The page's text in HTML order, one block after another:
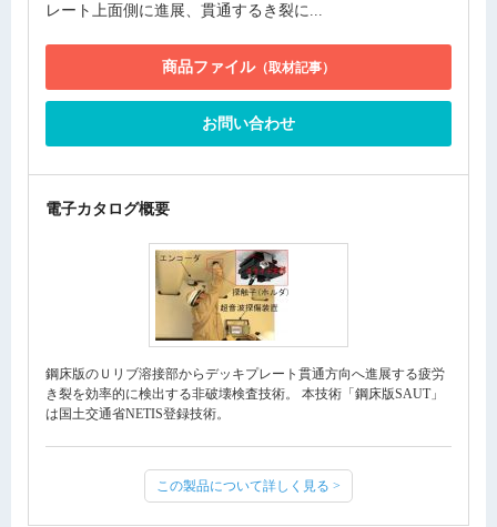
レート上面側に進展、貫通するき裂に...
商品ファイル（取材記事）
お問い合わせ
電子カタログ概要
鋼床版のＵリブ溶接部からデッキプレート貫通方向へ進展する疲労
き裂を効率的に検出する非破壊検査技術。 本技術「鋼床版SAUT」
は国土交通省NETIS登録技術。
この製品について詳しく見る >